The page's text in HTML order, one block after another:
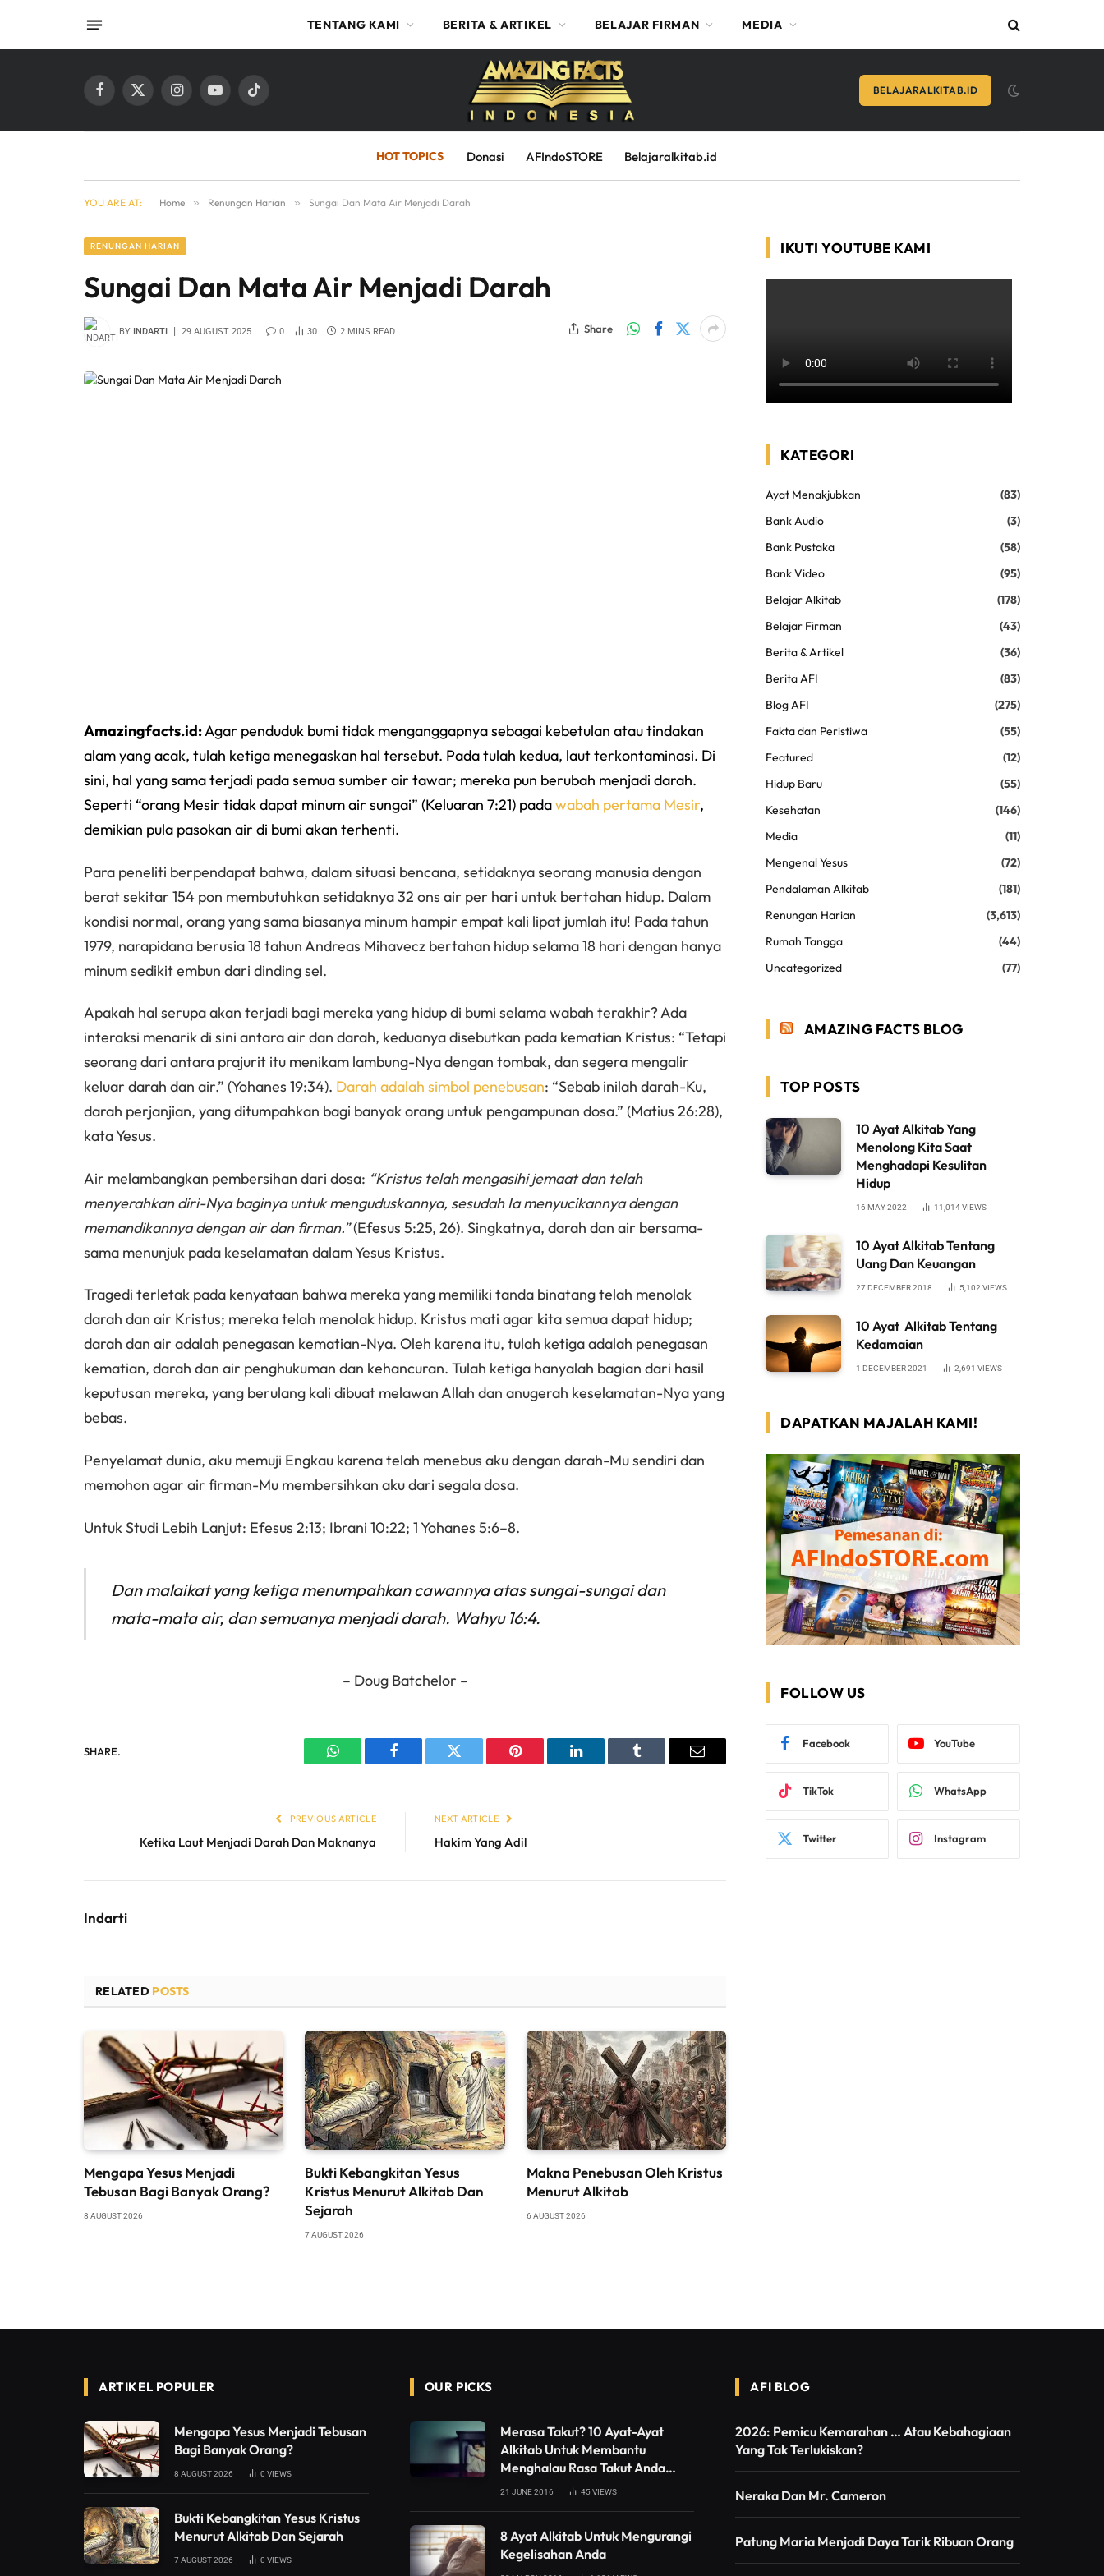
TENTANG KAMI BERITA & ARTIKEL BELAJAR FIRMAN MEDIA
Facebook
X
InstagramYouTubeTikTok BELAJARALKITAB.ID
HOT TOPICS Donasi AFIndoSTORE Belajaralkitab.id
YOU ARE AT: Home » Renungan Harian » Sungai Dan Mata Air Menjadi Darah
RENUNGAN HARIAN
Sungai Dan Mata Air Menjadi Darah
BY INDARTI 29 AUGUST 2025 0 30 2 MINS READ Share
Amazingfacts.id:Agar penduduk bumi tidak menganggapnya sebagai kebetulan atau tindakan
alam yang acak, tulah ketiga menegaskan hal tersebut. Pada tulah kedua, laut terkontaminasi. Di
sini, hal yang sama terjadi pada semua sumber air tawar; mereka pun berubah menjadi darah.
Seperti “orang Mesir tidak dapat minum air sungai” (Keluaran 7:21) padawabah pertama Mesir,
demikian pula pasokan air di bumi akan terhenti.
Para peneliti berpendapat bahwa, dalam situasi bencana, setidaknya seorang manusia dengan
berat sekitar 154 pon membutuhkan setidaknya 32 ons air per hari untuk bertahan hidup. Dalam
kondisi normal, orang yang sama biasanya minum hampir empat kali lipat jumlah itu! Pada tahun
1979, narapidana berusia 18 tahun Andreas Mihavecz bertahan hidup selama 18 hari dengan hanya
minum sedikit embun dari dinding sel.
Apakah hal serupa akan terjadi bagi mereka yang hidup di bumi selama wabah terakhir? Ada
interaksi menarik di sini antara air dan darah, keduanya disebutkan pada kematian Kristus: “Tetapi
seorang dari antara prajurit itu menikam lambung-Nya dengan tombak, dan segera mengalir
keluar darah dan air.” (Yohanes 19:34). Darah adalah simbol penebusan: “Sebab inilah darah-Ku,
darah perjanjian, yang ditumpahkan bagi banyak orang untuk pengampunan dosa.” (Matius 26:28),
kata Yesus.
Air melambangkan pembersihan dari dosa: “Kristus telah mengasihi jemaat dan telah
menyerahkan diri-Nya baginya untuk menguduskannya, sesudah Ia menyucikannya dengan
memandikannya dengan air dan firman.”(Efesus 5:25, 26). Singkatnya, darah dan air bersama-
sama menunjuk pada keselamatan dalam Yesus Kristus.
Tragedi terletak pada kenyataan bahwa mereka yang memiliki tanda binatang telah menolak
darah dan air Kristus; mereka telah menolak hidup. Kristus mati agar kita semua dapat hidup;
darah dan air adalah penegasan kematian-Nya. Oleh karena itu, tulah ketiga adalah penegasan
kematian, darah dan air penghukuman dan kehancuran. Tulah ketiga hanyalah bagian dari hasil
keputusan mereka, yang berulang kali dibuat melawan Allah dan anugerah keselamatan-Nya yang
bebas.
Penyelamat dunia, aku memuji Engkau karena telah menebus aku dengan darah-Mu sendiri dan
memohon agar air firman-Mu membersihkan aku dari segala dosa.
Untuk Studi Lebih Lanjut: Efesus 2:13; Ibrani 10:22; 1 Yohanes 5:6–8.
Dan malaikat yang ketiga menumpahkan cawannya atas sungai-sungai dan
mata-mata air, dan semuanya menjadi darah. Wahyu 16:4.
– Doug Batchelor –
SHARE.
WhatsAppFacebook Twitter Pinterest LinkedIn Tumblr Email
PREVIOUS ARTICLE
Ketika Laut Menjadi Darah Dan Maknanya
NEXT ARTICLE
Hakim Yang Adil
Indarti
RELATED POSTS
Mengapa Yesus Menjadi
Tebusan Bagi Banyak Orang?
8 AUGUST 2026
Bukti Kebangkitan Yesus
Kristus Menurut Alkitab Dan
Sejarah
7 AUGUST 2026
Makna Penebusan Oleh Kristus
Menurut Alkitab
6 AUGUST 2026
IKUTI YOUTUBE KAMI
KATEGORI
Ayat Menakjubkan
(83)
Bank Audio
(3)
Bank Pustaka
(58)
Bank Video
(95)
Belajar Alkitab
(178)
Belajar Firman
(43)
Berita & Artikel
(36)
Berita AFI
(83)
Blog AFI
(275)
Fakta dan Peristiwa
(55)
Featured
(12)
Hidup Baru
(55)
Kesehatan
(146)
Media
(11)
Mengenal Yesus
(72)
Pendalaman Alkitab
(181)
Renungan Harian
(3,613)
Rumah Tangga
(44)
Uncategorized
(77)
AMAZING FACTS BLOG
TOP POSTS
10 Ayat Alkitab Yang
Menolong Kita Saat
Menghadapi Kesulitan
Hidup
16 MAY 2022 11,014VIEWS
10 Ayat Alkitab Tentang
Uang Dan Keuangan
27 DECEMBER 2018 5,102 VIEWS
10 Ayat Alkitab Tentang
Kedamaian
1 DECEMBER 2021 2,691 VIEWS
DAPATKAN MAJALAH KAMI!
FOLLOW US
Facebook YouTube
TikTok WhatsApp
Twitter Instagram
ARTIKEL POPULER
Mengapa Yesus Menjadi Tebusan
Bagi Banyak Orang?
8 AUGUST 2026 0 VIEWS
Bukti Kebangkitan Yesus Kristus
Menurut Alkitab Dan Sejarah
7 AUGUST 2026 0 VIEWS
OUR PICKS
Merasa Takut? 10 Ayat-Ayat
Alkitab Untuk Membantu
Menghalau Rasa Takut Anda…
21 JUNE 2016 45VIEWS
8 Ayat Alkitab Untuk Mengurangi
Kegelisahan Anda
AFI BLOG
2026: Pemicu Kemarahan … Atau Kebahagiaan
Yang Tak Terlukiskan?
Neraka Dan Mr. Cameron
Patung Maria Menjadi Daya Tarik Ribuan Orang